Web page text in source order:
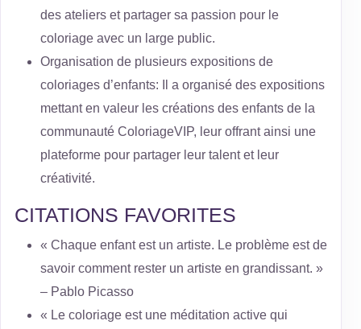
des ateliers et partager sa passion pour le
coloriage avec un large public.
Organisation de plusieurs expositions de
coloriages d’enfants: Il a organisé des expositions
mettant en valeur les créations des enfants de la
communauté ColoriageVIP, leur offrant ainsi une
plateforme pour partager leur talent et leur
créativité.
CITATIONS FAVORITES
« Chaque enfant est un artiste. Le problème est de
savoir comment rester un artiste en grandissant. »
– Pablo Picasso
« Le coloriage est une méditation active qui